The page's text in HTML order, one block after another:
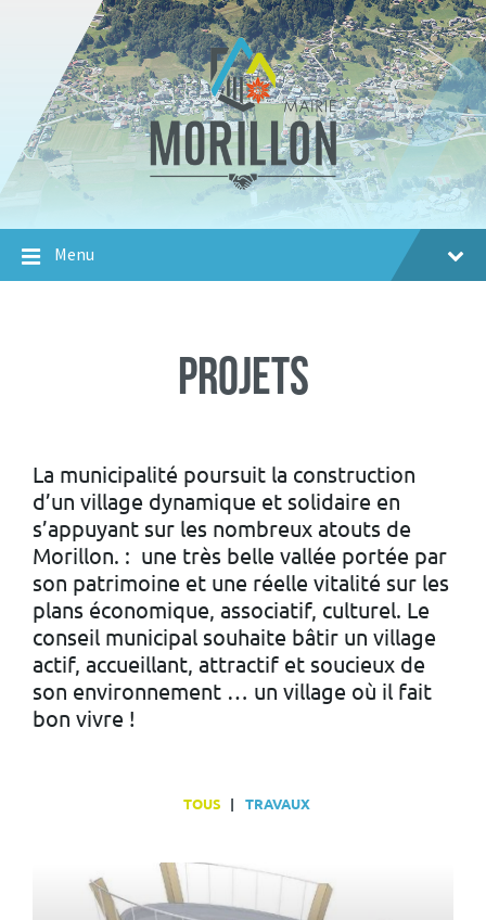
navigation
principale
Menu
Projets
La municipalité poursuit la construction
d’un village dynamique et solidaire en
s’appuyant sur les nombreux atouts de
Morillon. : une très belle vallée portée par
son patrimoine et une réelle vitalité sur les
plans économique, associatif, culturel. Le
conseil municipal souhaite bâtir un village
actif, accueillant, attractif et soucieux de
son environnement … un village où il fait
bon vivre !
TOUS TRAVAUX